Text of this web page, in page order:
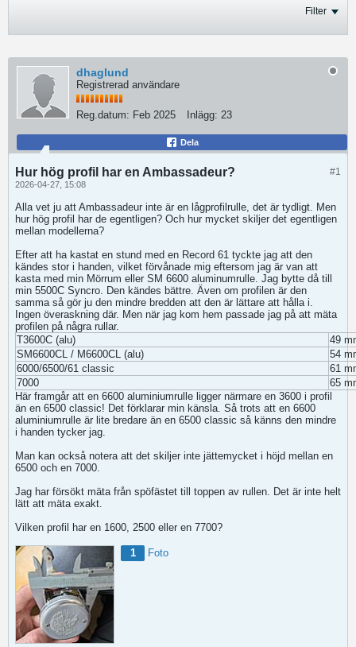
Filter
dhaglund
Registrerad användare
Reg.datum: Feb 2025 Inlägg: 23
Dela
#1
Hur hög profil har en Ambassadeur?
2026-04-27, 15:08
Alla vet ju att Ambassadeur inte är en lågprofilrulle, det är tydligt. Men
hur hög profil har de egentligen? Och hur mycket skiljer det egentligen
mellan modellerna?
Efter att ha kastat en stund med en Record 61 tyckte jag att den
kändes stor i handen, vilket förvånade mig eftersom jag är van att
kasta med min Mörrum eller SM 6600 aluminumrulle. Jag bytte då till
min 5500C Syncro. Den kändes bättre. Även om profilen är den
samma så gör ju den mindre bredden att den är lättare att hålla i.
Ingen överaskning där. Men när jag kom hem passade jag på att mäta
profilen på några rullar.
T3600C (alu)
49
SM6600CL / M6600CL (alu)
54
6000/6500/61 classic
61
7000
65
Här framgår att en 6600 aluminiumrulle ligger närmare en 3600 i profil
än en 6500 classic! Det förklarar min känsla. Så trots att en 6600
aluminiumrulle är lite bredare än en 6500 classic så känns den mindre
i handen tycker jag.
Man kan också notera att det skiljer inte jättemycket i höjd mellan en
6500 och en 7000.
Jag har försökt mäta från spöfästet till toppen av rullen. Det är inte helt
lätt att mäta exakt.
Vilken profil har en 1600, 2500 eller en 7700?
1 Foto